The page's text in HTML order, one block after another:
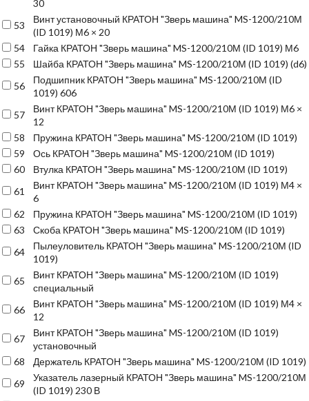
30
53
Винт установочный КРАТОН "Зверь машина" MS-1200/210М
(ID 1019) М6 × 20
54
Гайка КРАТОН "Зверь машина" MS-1200/210М (ID 1019) М6
55
Шайба КРАТОН "Зверь машина" MS-1200/210М (ID 1019) (d6)
56
Подшипник КРАТОН "Зверь машина" MS-1200/210М (ID
1019) 606
57
Винт КРАТОН "Зверь машина" MS-1200/210М (ID 1019) М6 ×
12
58
Пружина КРАТОН "Зверь машина" MS-1200/210М (ID 1019)
59
Ось КРАТОН "Зверь машина" MS-1200/210М (ID 1019)
60
Втулка КРАТОН "Зверь машина" MS-1200/210М (ID 1019)
61
Винт КРАТОН "Зверь машина" MS-1200/210М (ID 1019) М4 ×
6
62
Пружина КРАТОН "Зверь машина" MS-1200/210М (ID 1019)
63
Скоба КРАТОН "Зверь машина" MS-1200/210М (ID 1019)
64
Пылеуловитель КРАТОН "Зверь машина" MS-1200/210М (ID
1019)
65
Винт КРАТОН "Зверь машина" MS-1200/210М (ID 1019)
специальный
66
Винт КРАТОН "Зверь машина" MS-1200/210М (ID 1019) М4 ×
12
67
Винт КРАТОН "Зверь машина" MS-1200/210М (ID 1019)
установочный
68
Держатель КРАТОН "Зверь машина" MS-1200/210М (ID 1019)
69
Указатель лазерный КРАТОН "Зверь машина" MS-1200/210М
(ID 1019) 230 В